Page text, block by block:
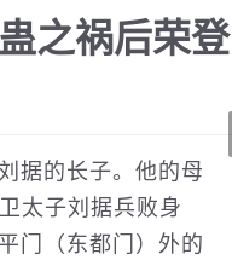
育儿 交通 美食
之祸后荣登
据的长子。他的母
太子刘据兵败身
门（东都门）外的